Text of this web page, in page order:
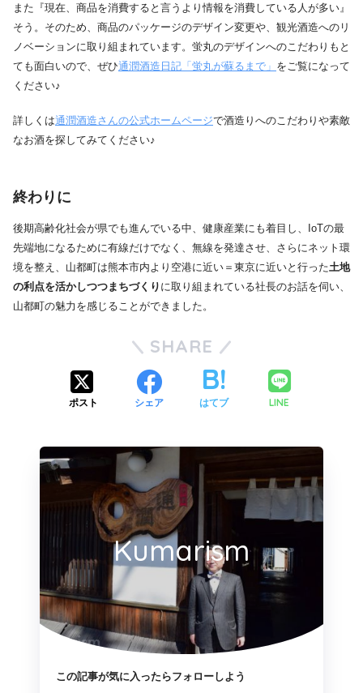
また『現在、商品を消費すると言うより情報を消費している人が多い』
そう。そのため、商品のパッケージのデザイン変更や、観光酒造へのリ
ノベーションに取り組まれています。蛍丸のデザインへのこだわりもと
ても面白いので、ぜひ通潤酒造日記「蛍丸が蘇るまで」 をご覧になって
ください♪
詳しくは通潤酒造さんの公式ホームページで酒造りへのこだわりや素敵
なお酒を探してみてください♪
終わりに
後期高齢化社会が県でも進んでいる中、健康産業にも着目し、IoTの最
先端地になるために有線だけでなく、無線を発達させ、さらにネット環
境を整え、山都町は熊本市内より空港に近い＝東京に近いと行った土地
の利点を活かしつつまちづくり に取り組まれている社長のお話を伺い、
山都町の魅力を感じることができました。
SHARE
ポスト シェア はてブ LINE
Kumarism
この記事が気に入ったらフォローしよう